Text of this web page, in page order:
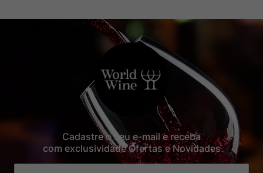
Cadastre o seu e-mail e receba
com exclusividade Ofertas e Novidades